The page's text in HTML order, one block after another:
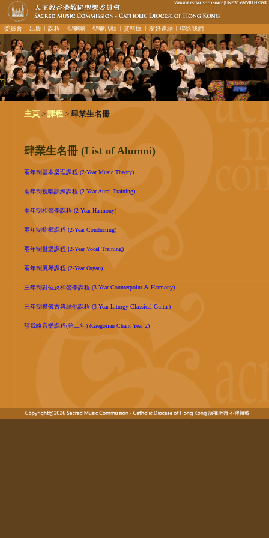
委員會 ︳出版 ︳課程 ︳聖樂團 ︳聖樂活動 ︳資料庫 ︳友好連結 ︳聯絡我們
主頁 > 課程 > 肆業生名冊
肆業生名冊 (List of Alumni)
兩年制基本樂理課程 (2-Year Music Theory)
兩年制視唱訓練課程 (2-Year Aural Training)
兩年制和聲學課程 (2-Year Harmony)
兩年制指揮課程 (2-Year Conducting)
兩年制聲樂課程 (2-Year Vocal Training)
兩年制風琴課程 (2-Year Organ)
三年制對位及和聲學課程 (3-Year Counterpoint & Harmony)
三年制禮儀古典結他課程 (3-Year Liturgy Classical Guitar)
額我略音樂課程(第二年) (Gregorian Chant Year 2)